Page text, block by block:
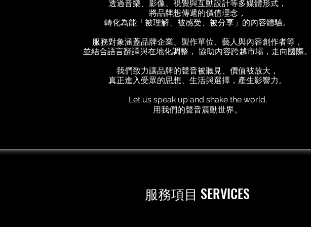
透過音樂、影像、視覺與互動設計等多媒體形式，
將品牌想傳遞的價值理念，
轉化為能「被理解、被感受、被分享」的內容體驗。
服務對象涵蓋品牌企業、製作單位、藝人與內容創作者等，
並結合語言翻譯與在地化調整， 協助內容跨越市場，走向國際
我們致力讓品牌的聲音被聽見、價值被放大，
真正進入受眾的思想、生活與選擇，產生影響力。
Let us speak up and shake the world.
用我們的聲音震動世界。
服務項目 SERVICES